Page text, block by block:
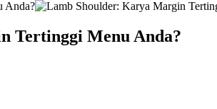
Tertinggi Menu Anda?